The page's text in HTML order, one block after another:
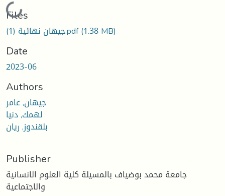
Loading...
Files
جيهان نهائية (1).pdf(1.38 MB)
Date
2023-06
Authors
جيهان, عامر
لهمك, دنيا
بلقندوز, ريان
Publisher
جامعة محمد بوضياف بالمسيلة كلية العلوم الانسانية
والاجتماعية